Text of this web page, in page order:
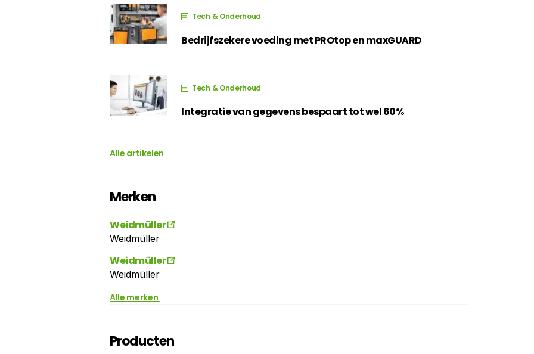
Tech & Onderhoud
Bedrijfszekere voeding met PROtop en maxGUARD
Tech & Onderhoud
Integratie van gegevens bespaart tot wel 60%
Alle artikelen
Merken
Weidmüller
Weidmüller
Weidmüller
Weidmüller
Alle merken
Producten